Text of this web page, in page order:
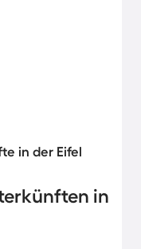
in der Eifel
in